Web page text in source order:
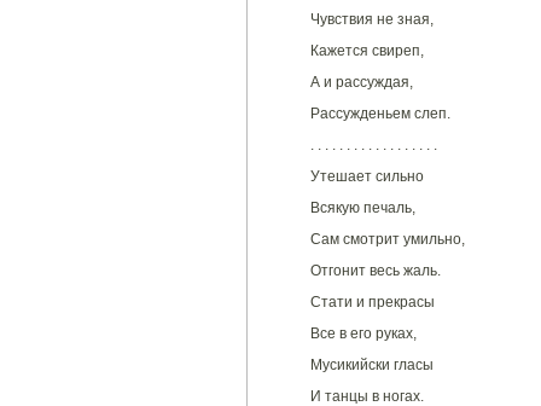
Чувствия не зная,
Кажется свиреп,
А и рассуждая,
Рассужденьем слеп.
. . . . . . . . . . . . . . . . . .
Утешает сильно
Всякую печаль,
Сам смотрит умильно,
Отгонит весь жаль.
Стати и прекрасы
Все в его руках,
Мусикийски гласы
И танцы в ногах.